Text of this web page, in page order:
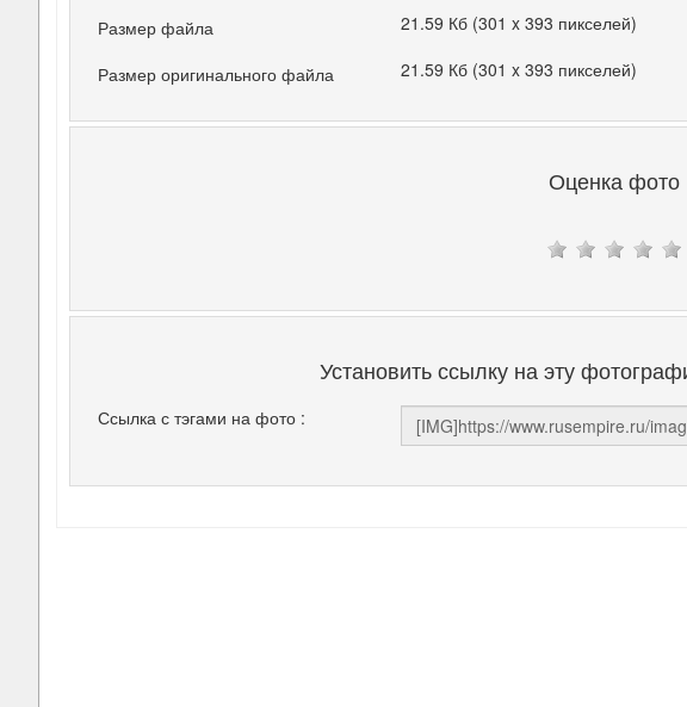
Размер файла
21.59 Кб (301 x 393 пикселей)
Размер оригинального файла 21.59 Кб (301 x 393 пикселей)
Оценка фото
Установить ссылку на эту
Ссылка с тэгами на фото :